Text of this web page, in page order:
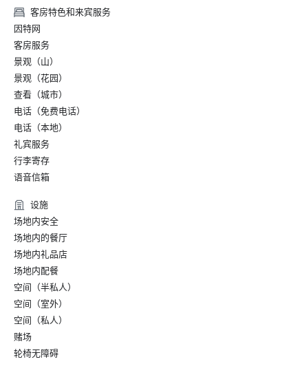
客房特色和来宾服务
因特网
客房服务
景观（山）
景观（花园）
查看（城市）
电话（免费电话）
电话（本地）
礼宾服务
行李寄存
语音信箱
设施
场地内安全
场地内的餐厅
场地内礼品店
场地内配餐
空间（半私人）
空间（室外）
空间（私人）
赌场
轮椅无障碍